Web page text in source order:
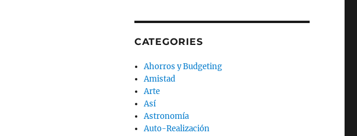
CATEGORIES
Ahorros y Budgeting
Amistad
Arte
Así
Astronomía
Auto-Realización